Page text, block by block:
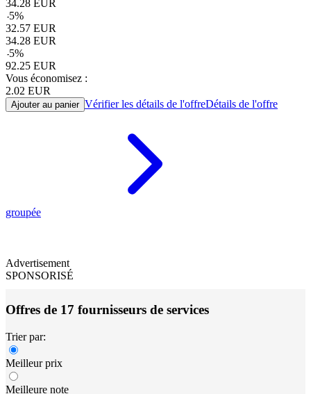
34.28 EUR
-5%
32.57 EUR
34.28 EUR
-5%
92.25 EUR
Vous économisez :
2.02 EUR
Ajouter au panier Vérifier les détails de l'offreDétails de l'offre
groupée
Advertisement
SPONSORISÉ
Offres de 17 fournisseurs de services
Trier par:
Meilleur prix
Meilleure note